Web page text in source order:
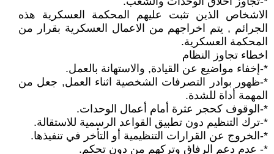
الاشخاص الذين تثبت عليهم المحكمة العسكرية هذه
الجرائم , يتم اخراجهم من الاعمال العسكرية بقرار من
المحكمة العسكرية.
اخطاء تجاوز النظام
*-إخفاء مواضيع عن القيادة, والاستهانة بالعمل.
*-ظهور بوادر التصرفات الشخصية اثناء العمل, جعل من
المهمة أداة للشدة.
*-الوقوف كحجر عثرة أمام أعمال الوحدات.
*-ترك التنظيم دون تطبيق القواعد الرسمية للاستقالة.
*-الخروج عن القرارات التنظيمية أو التأخر في تنفيذها.
*- عدم دعم الرفاق وتركهم من دون تحكم.